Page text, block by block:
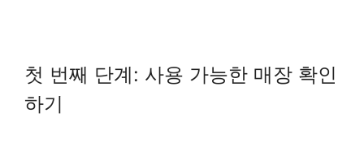
첫 번째 단계: 사용 가능한 매장 확인
하기